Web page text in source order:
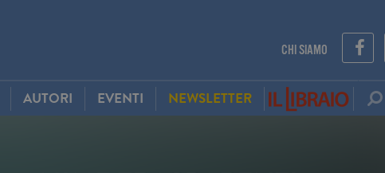
CHI SIAMO
AUTORI EVENTI NEWSLETTER